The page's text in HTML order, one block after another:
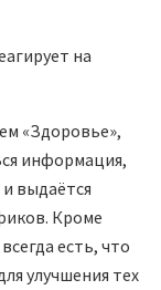
на
«Здоровье»,
информация,
выдаётся
Кроме
есть, что
улучшения тех